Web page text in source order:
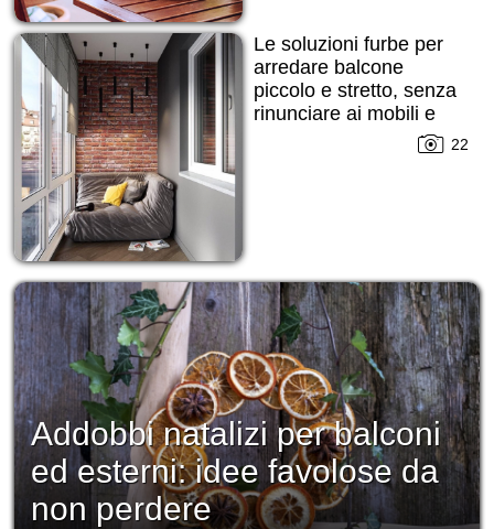
Le soluzioni furbe per
arredare balcone
piccolo e stretto, senza
rinunciare ai mobili e
22
Addobbi natalizi per balconi
ed esterni: idee favolose da
non perdere